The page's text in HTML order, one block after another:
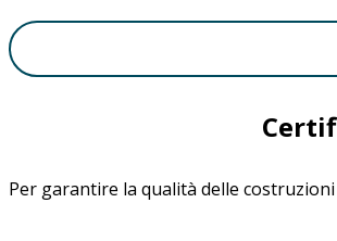
Per garantire la qualità delle costruzioni